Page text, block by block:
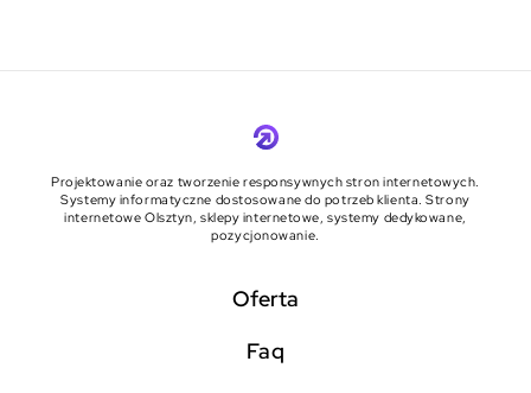
Projektowanie oraz tworzenie responsywnych stron internetowych.
Systemy informatyczne dostosowane do potrzeb klienta. Strony
internetowe Olsztyn, sklepy internetowe, systemy dedykowane,
pozycjonowanie.
Oferta
faq